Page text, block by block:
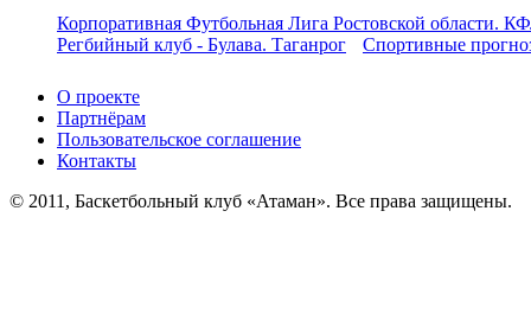
Корпоративная Футбольная Лига Ростовской области.
Регбийный клуб - Булава. Таганрог
Спортивные
О проекте
Партнёрам
Пользовательское соглашение
Контакты
© 2011, Баскетбольный клуб «Атаман». Все права защищены.